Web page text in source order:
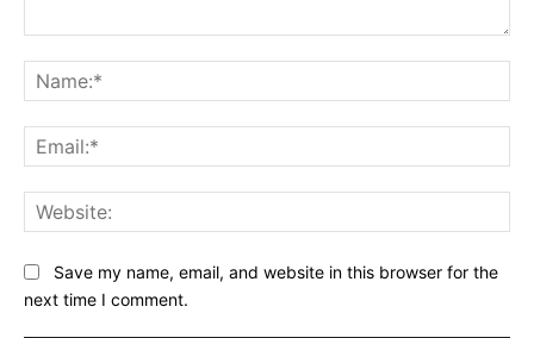
Save my name, email, and website in this browser for the
next time I comment.